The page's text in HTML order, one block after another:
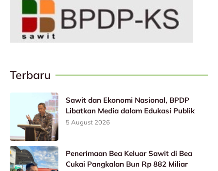
Terbaru
Sawit dan Ekonomi Nasional, BPDP
Libatkan Media dalam Edukasi Publik
5 August 2026
Penerimaan Bea Keluar Sawit di Bea
Cukai Pangkalan Bun Rp 882 Miliar